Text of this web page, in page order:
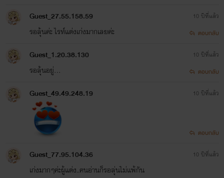
Guest_27.55.158.59
รอลุ้นค่ะ ไรท์แต่งเก่งมากเลยค่ะ
10 ปีที่แล้ว
ตอบกลับ
Guest_1.20.38.130
รอลุ้นอยู่...
10 ปีที่แล้ว
ตอบกลับ
Guest_49.49.248.19 10 ปีที่แล้ว
ตอบกลับ
Guest_77.95.104.36
เก่งมากๆค่ะผู้แต่ง..คนอ่านก็รอลุ่นไม่แพ้กัน
10 ปีที่แล้ว